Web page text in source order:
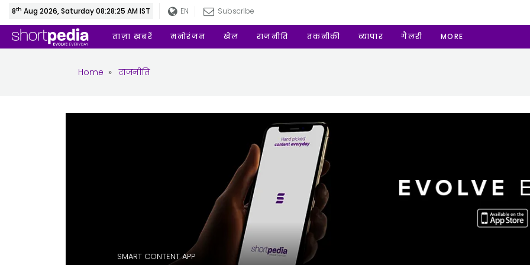
8th Aug 2026, Saturday 08:28:26 AM IST EN Subscribe
ताज़ा ख़बरें मनोरंजन खेल राजनीति तकनीकी व्यापार गैलरी MORE
Home » राजनीति
SMART CONTENT APP